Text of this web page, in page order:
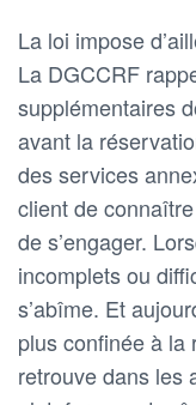
La loi impose
La DGCCRF
supplémentaires
avant la
des services
client de
de s’engager.
incomplets ou
s’abîme. Et
plus confinée à la
retrouve dans les